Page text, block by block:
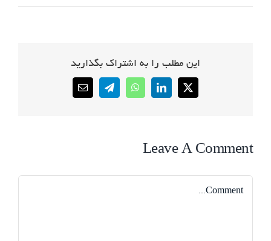
این مطلب را به اشتراک بگذارید
X
LinkedIn
WhatsApp
Telegram
Email
Leave A Comment